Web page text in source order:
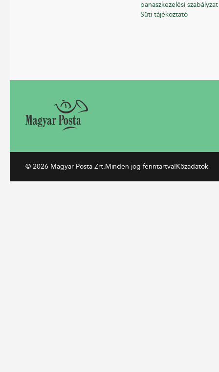
panaszkezelési szabályzat
Süti tájékoztató
© 2026 Magyar Posta Zrt.Minden jog fenntartva!Közadatok